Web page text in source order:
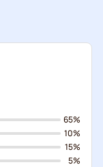
65%
10%
15%
5%